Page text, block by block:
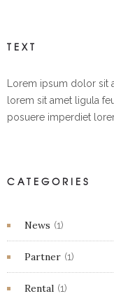
TEXT
Lorem ipsum dolor sit
lorem sit amet ligula
posuere imperdiet
CATEGORIES
News (1)
Partner (1)
Rental (1)